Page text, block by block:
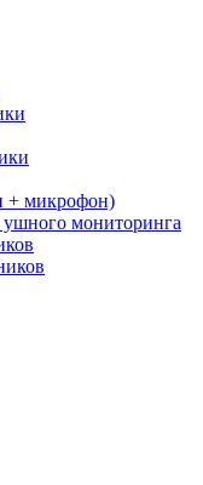
+ микрофон)
мониторинга